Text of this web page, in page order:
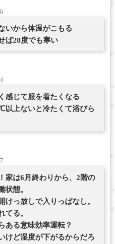
いから体温がこもる
ば28度でも寒い
感じて服を着たくなる
以上ないと冷たくて浴びら
家は6月終わりから、2階の
状態。
けっ放しで入りっぱなし。
てる。
ある意味効率運転？
けど湿度が下がるからだろ